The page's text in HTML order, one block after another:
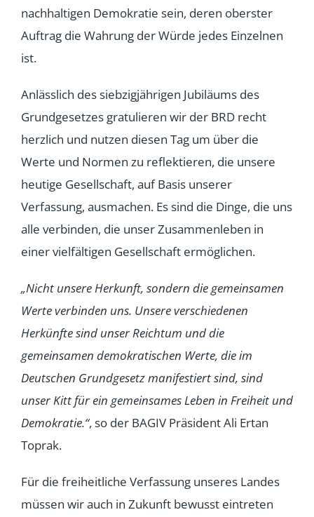
nachhaltigen Demokratie sein, deren oberster
Auftrag die Wahrung der Würde jedes Einzelnen
ist.
Anlässlich des siebzigjährigen Jubiläums des
Grundgesetzes gratulieren wir der BRD recht
herzlich und nutzen diesen Tag um über die
Werte und Normen zu reflektieren, die unsere
heutige Gesellschaft, auf Basis unserer
Verfassung, ausmachen. Es sind die Dinge, die uns
alle verbinden, die unser Zusammenleben in
einer vielfältigen Gesellschaft ermöglichen.
„Nicht unsere Herkunft, sondern die gemeinsamen
Werte verbinden uns. Unsere verschiedenen
Herkünfte sind unser Reichtum und die
gemeinsamen demokratischen Werte, die im
Deutschen Grundgesetz manifestiert sind, sind
unser Kitt für ein gemeinsames Leben in Freiheit und
Demokratie.“, so der BAGIV Präsident Ali Ertan
Toprak.
Für die freiheitliche Verfassung unseres Landes
müssen wir auch in Zukunft bewusst eintreten